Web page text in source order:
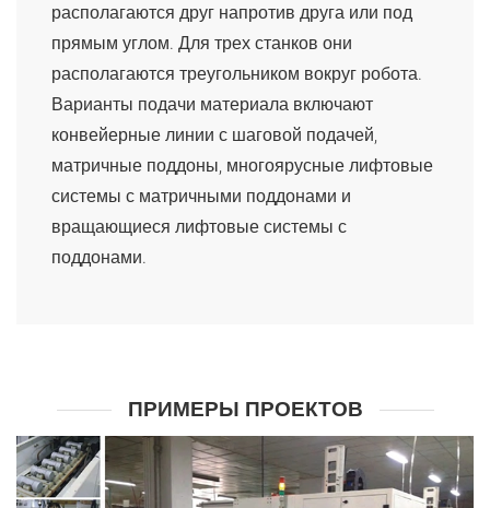
располагаются друг напротив друга или под
прямым углом. Для трех станков они
располагаются треугольником вокруг робота.
Варианты подачи материала включают
конвейерные линии с шаговой подачей,
матричные поддоны, многоярусные лифтовые
системы с матричными поддонами и
вращающиеся лифтовые системы с
поддонами.
ПРИМЕРЫ ПРОЕКТОВ